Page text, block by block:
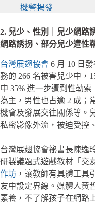
機警揭發
2. 兒少、性別｜兒少網路
網路誘拐、部分兒少遭性
台灣展翅協會 6 月 10 日
務的 266 名被害兒少中，
中 35% 進一步遭到性勒
為主，男性也占逾 2 成；
機會及發展交往關係等。
私密影像外流，被迫受控
台灣展翅協會祕書長陳逸
研製議題式遊戲教材「交
作坊 ，讓教師有具體工具
友中設定界線。媒體人黃
素養，不了解孩子在網路